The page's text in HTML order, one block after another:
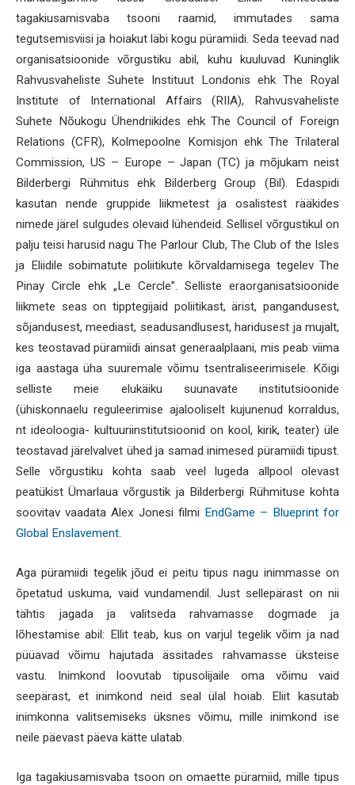
tagakiusamisvaba tsooni raamid, immutades sama
tegutsemisviisi ja hoiakut läbi kogu püramiidi. Seda teevad nad
organisatsioonide võrgustiku abil, kuhu kuuluvad Kuninglik
Rahvusvaheliste Suhete Instituut Londonis ehk The Royal
Institute of International Affairs (RIIA), Rahvusvaheliste
Suhete Nõukogu Ühendriikides ehk The Council of Foreign
Relations (CFR), Kolmepoolne Komisjon ehk The Trilateral
Commission, US – Europe – Japan (TC) ja mõjukam neist
Bilderbergi Rühmitus ehk Bilderberg Group (Bil). Edaspidi
kasutan nende gruppide liikmetest ja osalistest rääkides
nimede järel sulgudes olevaid lühendeid. Sellisel võrgustikul on
palju teisi harusid nagu The Parlour Club, The Club of the Isles
ja Eliidile sobimatute poliitikute kõrvaldamisega tegelev The
Pinay Circle ehk „Le Cercle”. Selliste eraorganisatsioonide
liikmete seas on tipptegijaid poliitikast, ärist, pangandusest,
sõjandusest, meediast, seadusandlusest, haridusest ja mujalt,
kes teostavad püramiidi ainsat generaalplaani, mis peab viima
iga aastaga üha suuremale võimu tsentraliseerimisele. Kõigi
selliste meie elukäiku suunavate institutsioonide
(ühiskonnaelu reguleerimise ajalooliselt kujunenud korraldus,
nt ideoloogia- kultuuriinstitutsioonid on kool, kirik, teater) üle
teostavad järelvalvet ühed ja samad inimesed püramiidi tipust.
Selle võrgustiku kohta saab veel lugeda allpool olevast
peatükist Ümarlaua võrgustik ja Bilderbergi Rühmituse kohta
soovitav vaadata Alex Jonesi filmi EndGame – Blueprint for
Global Enslavement.
Aga püramiidi tegelik jõud ei peitu tipus nagu inimmasse on
õpetatud uskuma, vaid vundamendil. Just sellepärast on nii
tähtis jagada ja valitseda rahvamasse dogmade ja
lõhestamise abil: Ellit teab, kus on varjul tegelik võim ja nad
püüavad võimu hajutada ässitades rahvamasse üksteise
vastu. Inimkond loovutab tipusolijaile oma võimu vaid
seepärast, et inimkond neid seal ülal hoiab. Eliit kasutab
inimkonna valitsemiseks üksnes võimu, mille inimkond ise
neile päevast päeva kätte ulatab.
Iga tagakiusamisvaba tsoon on omaette püramiid, mille tipus